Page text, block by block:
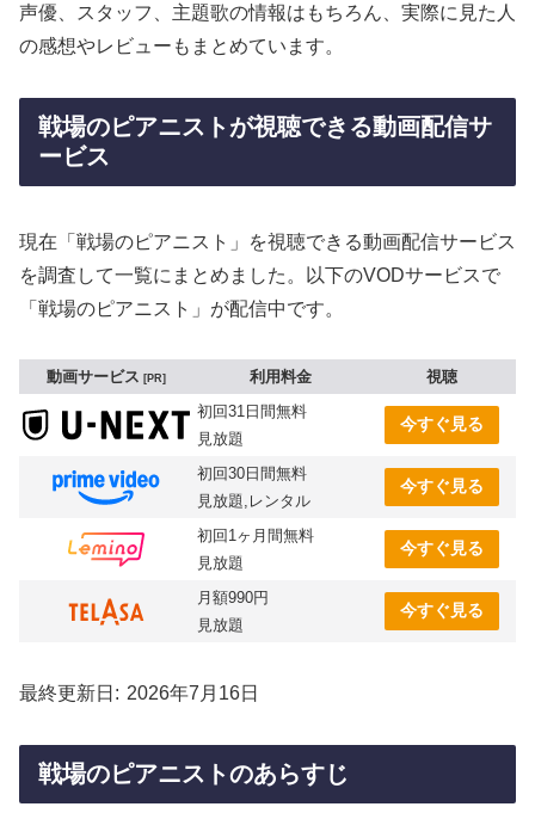
声優、スタッフ、主題歌の情報はもちろん、実際に見た人
の感想やレビューもまとめています。
戦場のピアニストが視聴できる動画配信サ
ービス
現在「戦場のピアニスト」を視聴できる動画配信サービス
を調査して一覧にまとめました。以下のVODサービスで
「戦場のピアニスト」が配信中です。
動画サービス PR 利用料金
視聴
初回31日間無料
見放題
今すぐ見る
初回30日間無料
見放題,レンタル
今すぐ見る
初回1ヶ月間無料
見放題
今すぐ見る
月額990円
見放題
今すぐ見る
最終更新日 2026年7月16日
戦場のピアニストのあらすじ